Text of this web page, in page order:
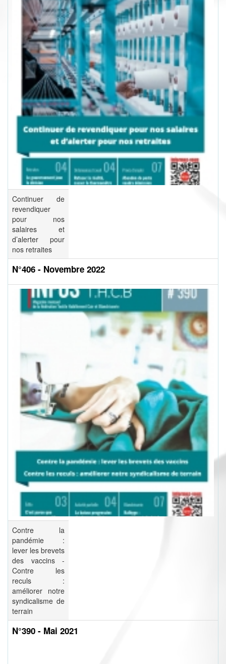
Continuer de
revendiquer
pour nos
salaires et
d’alerter pour
nos retraites
N°406 - Novembre 2022
Contre la
pandémie :
lever les brevets
des vaccins -
Contre les
reculs :
améliorer notre
syndicalisme de
terrain
N°390 - Mai 2021